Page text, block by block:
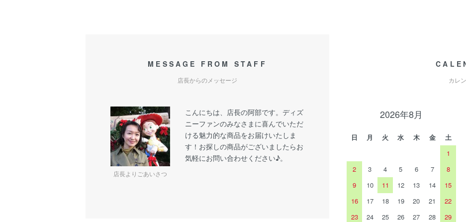
MESSAGE FROM STAFF
店長からのメッセージ
店長よりごあいさつ
こんにちは、店長の阿部です。ディズ
ニーファンのみなさまに喜んでいただ
ける魅力的な商品をお届けいたしま
す！お探しの商品がございましたらお
気軽にお問い合わせください♪。
カレ
2026年8月
日 月 火 水 木 金
土
1
2
3 4 5 6 7
8
9
10 11 12 13 14
15
16
17 18 19 20 21
22
23
24 25 26 27 28
29